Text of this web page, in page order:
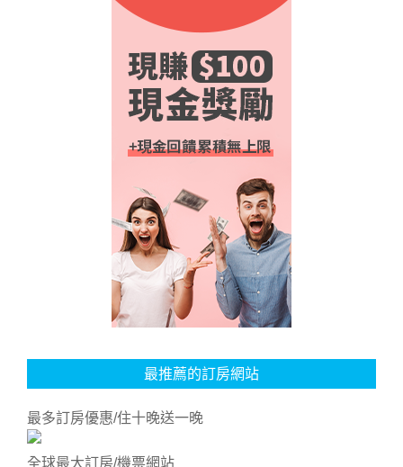
最推薦的訂房網站
最多訂房優惠/住十晚送一晚
全球最大訂房/機票網站